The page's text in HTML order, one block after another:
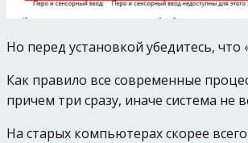
Но перед установкой убедитесь,
Как правило все современные
причем три сразу, иначе система не
На старых компьютерах скорее